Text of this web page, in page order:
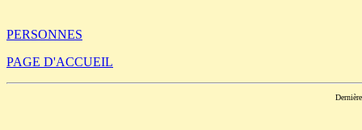
PERSONNES
PAGE D'ACCUEIL